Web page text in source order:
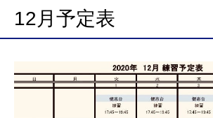
12月予定表